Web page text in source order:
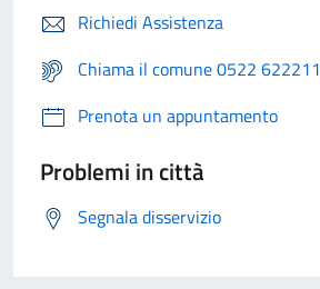
Richiedi Assistenza
Chiama il comune 0522 622211
Prenota un appuntamento
Problemi in città
Segnala disservizio